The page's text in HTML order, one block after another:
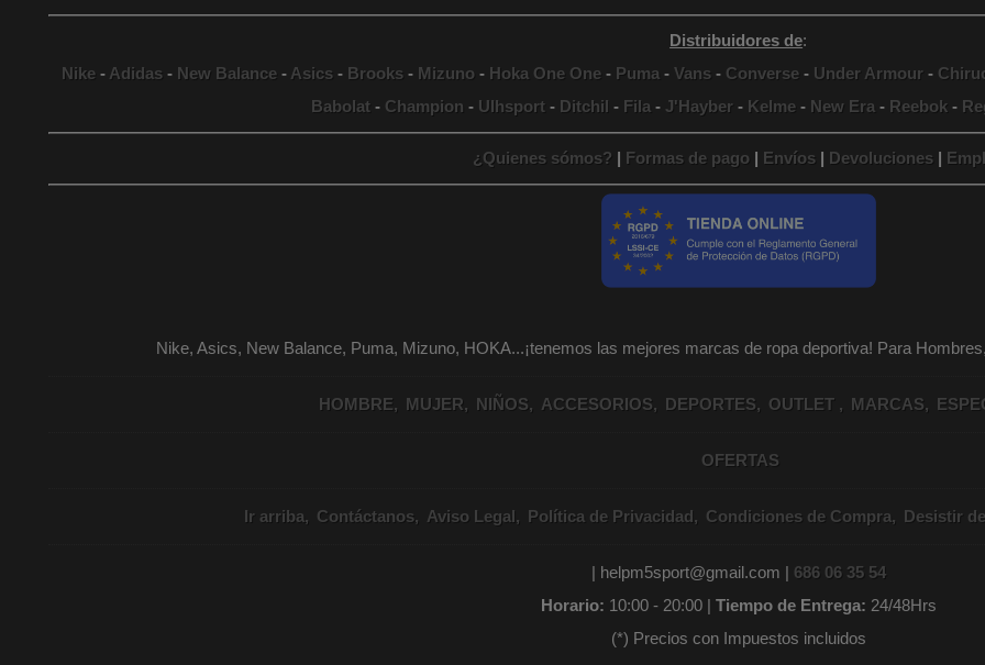
Distribuidores de:
Nike- Adidas- New Balance- Asics- Brooks- Mizuno- Hoka One One- Puma - Vans- Converse- Under Armour-
Babolat - Champion - Ulhsport - Ditchil - Fila - J'Hayber - Kelme - New Era - Reebok -
¿Quienes sómos? | Formas de pago| Envíos| Devoluciones|
Nike, Asics, New Balance, Puma, Mizuno, HOKA...¡tenemos las mejores marcas de ropa deportiva! Para
HOMBRE MUJER NIÑOS ACCESORIOS DEPORTES OUTLET MARCAS
OFERTAS
Ir arriba Contáctanos Aviso Legal Política de Privacidad Condiciones de Compra Desistir
| helpm5sport@gmail.com | 686 06 35 54
Horario: 10:00 - 20:00 | Tiempo de Entrega: 24/48Hrs
(*) Precios con Impuestos incluidos